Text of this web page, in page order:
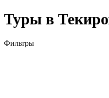
Туры в
Фильтры